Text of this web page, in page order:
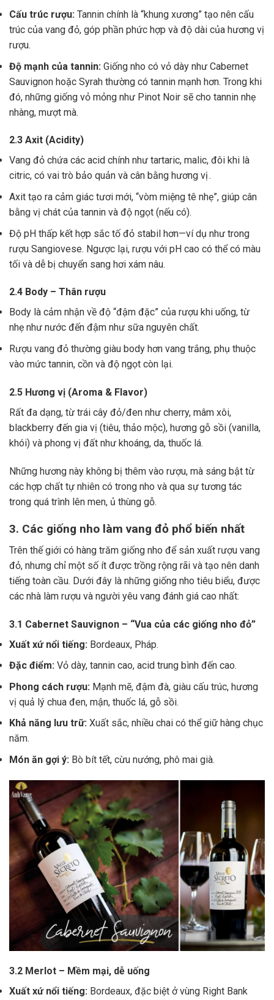
Cấu trúc rượu: Tannin chính là “khung xương” tạo nên cấu
trúc của vang đỏ, góp phần phức hợp và độ dài của hương vị
rượu.
Độ mạnh của tannin: Giống nho có vỏ dày như Cabernet
Sauvignon hoặc Syrah thường có tannin mạnh hơn. Trong khi
đó, những giống vỏ mỏng như Pinot Noir sẽ cho tannin nhẹ
nhàng, mượt mà.
2.3 Axit (Acidity)
Vang đỏ chứa các acid chính như tartaric, malic, đôi khi là
citric, có vai trò bảo quản và cân bằng hương vị .
Axit tạo ra cảm giác tươi mới, “vòm miệng tê nhẹ”, giúp cân
bằng vị chát của tannin và độ ngọt (nếu có).
Độ pH thấp kết hợp sắc tố đỏ stabil hơn—ví dụ như trong
rượu Sangiovese. Ngược lại, rượu với pH cao có thể có màu
tối và dễ bị chuyển sang hơi xám nâu.
2.4 Body – Thân rượu
Body là cảm nhận về độ “đậm đặc” của rượu khi uống, từ
nhẹ như nước đến đậm như sữa nguyên chất.
Rượu vang đỏ thường giàu body hơn vang trắng, phụ thuộc
vào mức tannin, cồn và độ ngọt còn lại.
2.5 Hương vị (Aroma & Flavor)
Rất đa dạng, từ trái cây đỏ/đen như cherry, mâm xôi,
blackberry đến gia vị (tiêu, thảo mộc), hương gỗ sồi (vanilla,
khói) và phong vị đất như khoáng, da, thuốc lá.
Những hương này không bị thêm vào rượu, mà sáng bật từ
các hợp chất tự nhiên có trong nho và qua sự tương tác
trong quá trình lên men, ủ thùng gỗ.
3. Các giống nho làm vang đỏ phổ biến nhất
Trên thế giới có hàng trăm giống nho để sản xuất rượu vang
đỏ, nhưng chỉ một số ít được trồng rộng rãi và tạo nên danh
tiếng toàn cầu. Dưới đây là những giống nho tiêu biểu, được
các nhà làm rượu và người yêu vang đánh giá cao nhất:
3.1 Cabernet Sauvignon – “Vua của các giống nho đỏ”
Xuất xứ nổi tiếng: Bordeaux, Pháp.
Đặc điểm: Vỏ dày, tannin cao, acid trung bình đến cao.
Phong cách rượu: Mạnh mẽ, đậm đà, giàu cấu trúc, hương
vị quả lý chua đen, mận, thuốc lá, gỗ sồi.
Khả năng lưu trữ: Xuất sắc, nhiều chai có thể giữ hàng chục
năm.
Món ăn gợi ý: Bò bít tết, cừu nướng, phô mai già.
3.2 Merlot – Mềm mại, dễ uống
Xuất xứ nổi tiếng: Bordeaux, đặc biệt ở vùng Right Bank